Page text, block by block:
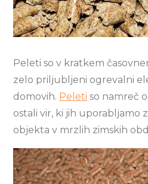
Peleti so v kratkem
zelo priljubljeni ogrevalni
domovih. Peleti so namreč
ostali vir, ki jih uporabljamo
objekta v mrzlih zimskih